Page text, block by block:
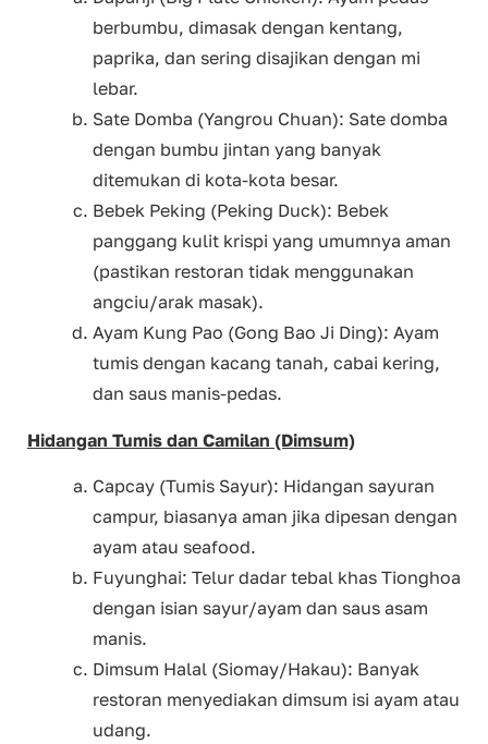
berbumbu, dimasak dengan kentang,
paprika, dan sering disajikan dengan mi
lebar.
Sate Domba (Yangrou Chuan): Sate domba
dengan bumbu jintan yang banyak
ditemukan di kota-kota besar.
Bebek Peking (Peking Duck): Bebek
panggang kulit krispi yang umumnya aman
(pastikan restoran tidak menggunakan
angciu/arak masak).
Ayam Kung Pao (Gong Bao Ji Ding): Ayam
tumis dengan kacang tanah, cabai kering,
dan saus manis-pedas.
Hidangan Tumis dan Camilan (Dimsum)
Capcay (Tumis Sayur): Hidangan sayuran
campur, biasanya aman jika dipesan dengan
ayam atau seafood.
Fuyunghai: Telur dadar tebal khas Tionghoa
dengan isian sayur/ayam dan saus asam
manis.
Dimsum Halal (Siomay/Hakau): Banyak
restoran menyediakan dimsum isi ayam atau
udang.